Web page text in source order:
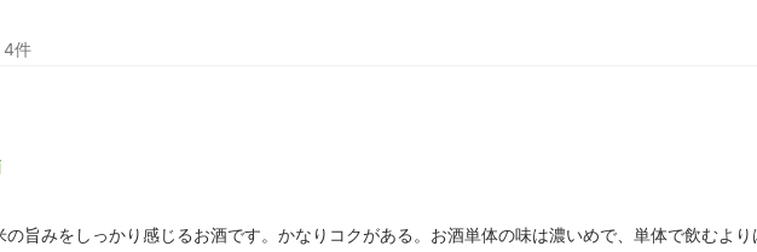
4件
の旨みをしっかり感じるお酒です。かなりコクがある。お酒単体の味は濃いめで、単体で飲むよ